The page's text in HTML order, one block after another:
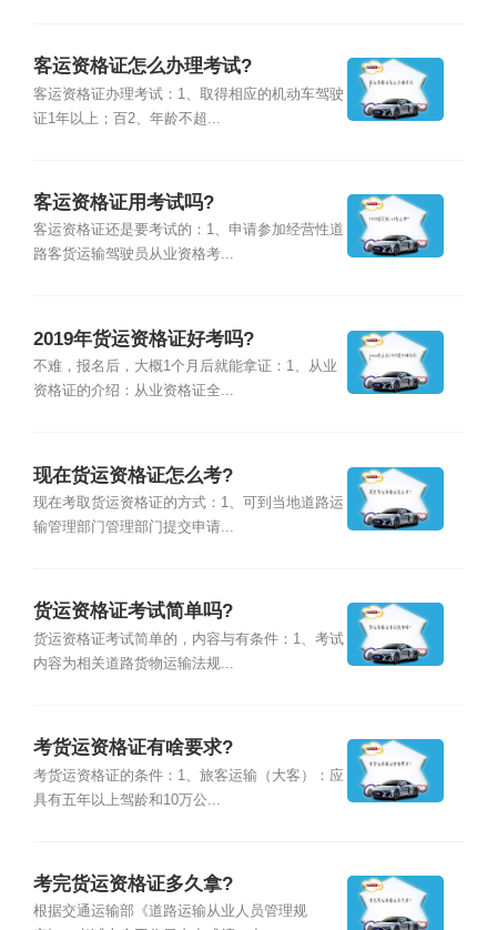
客运资格证怎么办理考试?
客运资格证办理考试：1、取得相应的机动车驾驶
证1年以上；百2、年龄不超...
客运资格证用考试吗?
客运资格证还是要考试的：1、申请参加经营性道
路客货运输驾驶员从业资格考...
2019年货运资格证好考吗?
不难，报名后，大概1个月后就能拿证：1、从业
资格证的介绍：从业资格证全...
现在货运资格证怎么考?
现在考取货运资格证的方式：1、可到当地道路运
输管理部门管理部门提交申请...
货运资格证考试简单吗?
货运资格证考试简单的，内容与有条件：1、考试
内容为相关道路货物运输法规...
考货运资格证有啥要求?
考货运资格证的条件：1、旅客运输（大客）：应
具有五年以上驾龄和10万公...
考完货运资格证多久拿?
根据交通运输部《道路运输从业人员管理规